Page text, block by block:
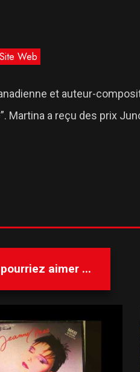
Site Web
et auteur-
Martina a reçu des prix
aimer ...